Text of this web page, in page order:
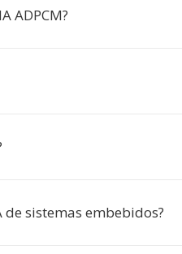
ADPCM?
sistemas embebidos?